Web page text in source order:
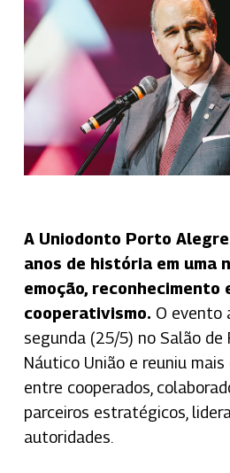
A Uniodonto Porto
anos de história em uma
emoção, reconhecimento
cooperativismo. O evento
segunda (25/5) no Salão de
Náutico União e reuniu
entre cooperados,
parceiros estratégicos,
autoridades.